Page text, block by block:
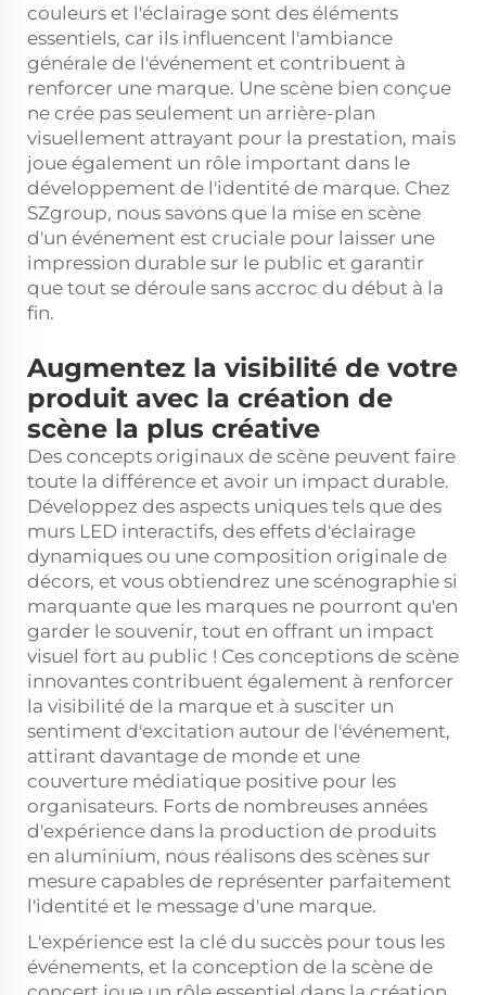
couleurs et l'éclairage sont des éléments
essentiels, car ils influencent l'ambiance
générale de l'événement et contribuent à
renforcer une marque. Une scène bien conçue
ne crée pas seulement un arrière-plan
visuellement attrayant pour la prestation, mais
joue également un rôle important dans le
développement de l'identité de marque. Chez
SZgroup, nous savons que la mise en scène
d'un événement est cruciale pour laisser une
impression durable sur le public et garantir
que tout se déroule sans accroc du début à la
fin.
Augmentez la visibilité de votre
produit avec la création de
scène la plus créative
Des concepts originaux de scène peuvent faire
toute la différence et avoir un impact durable.
Développez des aspects uniques tels que des
murs LED interactifs, des effets d'éclairage
dynamiques ou une composition originale de
décors, et vous obtiendrez une scénographie si
marquante que les marques ne pourront qu'en
garder le souvenir, tout en offrant un impact
visuel fort au public ! Ces conceptions de scène
innovantes contribuent également à renforcer
la visibilité de la marque et à susciter un
sentiment d'excitation autour de l'événement,
attirant davantage de monde et une
couverture médiatique positive pour les
organisateurs. Forts de nombreuses années
d'expérience dans la production de produits
en aluminium, nous réalisons des scènes sur
mesure capables de représenter parfaitement
l'identité et le message d'une marque.
L'expérience est la clé du succès pour tous les
événements, et la conception de la scène de